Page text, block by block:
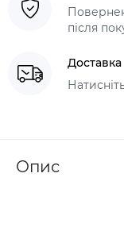
після
Доставка
Опис